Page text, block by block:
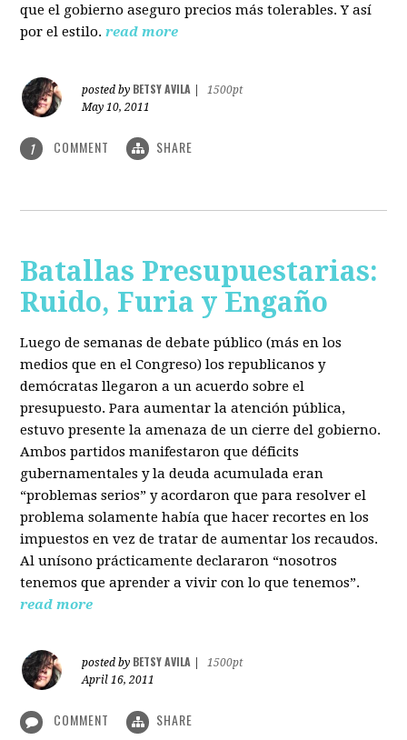
que el gobierno aseguro precios más tolerables. Y así
por el estilo. read more
posted by BETSY AVILA
1500pt
May 10, 2011
1 COMMENT SHARE
Batallas Presupuestarias:
Ruido, Furia y Engaño
Luego de semanas de debate público (más en los
medios que en el Congreso) los republicanos y
demócratas llegaron a un acuerdo sobre el
presupuesto. Para aumentar la atención pública,
estuvo presente la amenaza de un cierre del gobierno.
Ambos partidos manifestaron que déficits
gubernamentales y la deuda acumulada eran
“problemas serios” y acordaron que para resolver el
problema solamente había que hacer recortes en los
impuestos en vez de tratar de aumentar los recaudos.
Al unísono prácticamente declararon “nosotros
tenemos que aprender a vivir con lo que tenemos”.
read more
posted by BETSY AVILA
1500pt
April 16, 2011
COMMENT SHARE